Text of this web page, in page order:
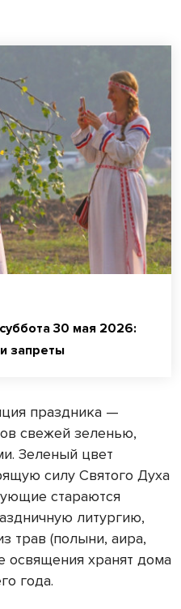
30 мая 2026:
запреты
праздника —
свежей зеленью,
Зеленый цвет
силу Святого Духа
стараются
литургию,
трав (полыни, аира,
освящения хранят дома
года.